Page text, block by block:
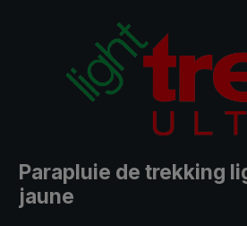
Parapluie de trekking
jaune